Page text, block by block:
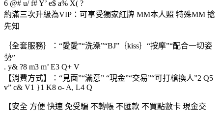
6 @# u/ f# Y’ e$ a% X( ?
約滿三次升級為VIP：可享受獨家紅牌 MM本人照 特殊MM 搶
先知
｛全套服務｝：“愛愛”“洗澡”“BJ”｛kiss｝“按摩”“配合一切姿
勢”
. y& ?8 m3 m’ E3 Q+ V
【消費方式】：“見面”“滿意” “現金”“交易”“可打槍換人”2 Q5
v” c& V1 }1 K8 o- A, L4 Q
【安全 方便 快速 免受騙 不轉帳 不匯款 不買點數卡 現金交